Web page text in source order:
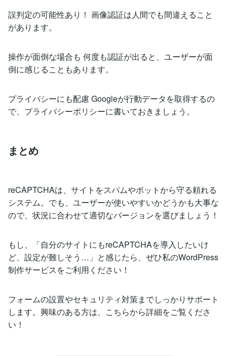
誤判定の可能性あり！ 画像認証は人間でも間違えること
があります。
操作が面倒な場合も 何度も認証が出ると、ユーザーが面
倒に感じることもあります。
プライバシーにも配慮 Googleが行動データを取得するの
で、プライバシーポリシーに書いておきましょう。
まとめ
reCAPTCHAは、サイトをスパムやボットから守る頼れる
システム。でも、ユーザーが使いやすいかどうかも大事な
ので、状況に合わせて適切なバージョンを選びましょう！
もし、「自分のサイトにもreCAPTCHAを導入したいけ
ど、設定が難しそう…」と感じたら、ぜひ私のWordPress
制作サービスをご利用ください！
フォームの設置やセキュリティ対策までしっかりサポート
します。興味のある方は、こちらから詳細をご覧くださ
い！